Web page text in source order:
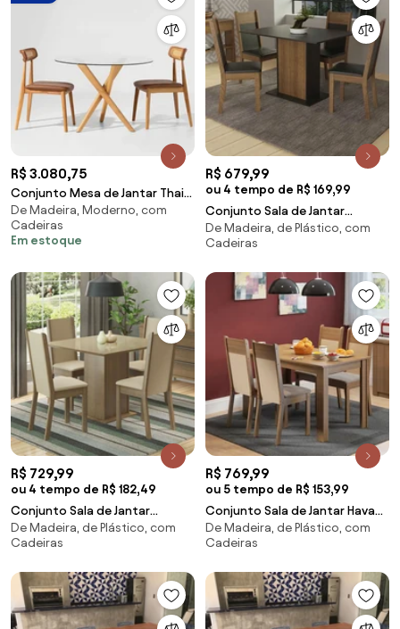
R$ 3.080,75
Conjunto Mesa de Jantar Thai
Redonda Vidro Incolor - 1,10m +
2 Cadeiras Dalí Palha Larga -
Cognac
De Madeira, Moderno, com
Cadeiras
Em estoque
R$ 679,99
ou 4 tempo de R$ 169,99
Conjunto Sala de Jantar
Madesa Sheila Mesa Tampo de
Madeira com 4 Cadeiras
De Madeira, de Plástico, com
Cadeiras
R$ 729,99
ou 4 tempo de R$ 182,49
Conjunto Sala de Jantar
Moscou Plus Madesa Mesa
Tampo de Vidro com 4
Rustic/Crema/Sintético Bege
Cor:Rustic/Crema/Sintético
Bege
De Madeira, de Plástico, com
Cadeiras
R$ 769,99
ou 5 tempo de R$ 153,99
Conjunto Sala de Jantar Havana
Madesa Mesa Tampo de
Madeira com 4 Cadeiras
Cor:Rustic/Crema/Sintético
Bege
De Madeira, de Plástico, com
Cadeiras